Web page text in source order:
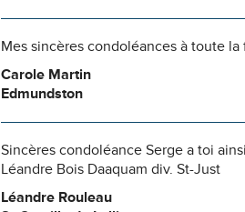
Mes sincères condoléances à toute
Carole Martin
Edmundston
Sincères condoléance Serge a toi
Léandre Bois Daaquam div. St-Just
Léandre Rouleau